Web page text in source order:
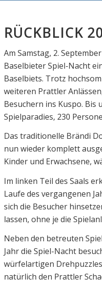
RÜCKBLICK
Am Samstag, 2.
Baselbieter Spiel-Nacht
Baselbiets. Trotz
weiteren Prattler
Besuchern ins Kuspo.
Spielparadies, 230
Das traditionelle Brändi
nun wieder komplett
Kinder und Erwachsene,
Im linken Teil des Saals
Laufe des vergangenen
sich die Besucher
lassen, ohne je die
Neben den betreuten
Jahr die Spiel-Nacht
würfelartigen
natürlich den Prattler